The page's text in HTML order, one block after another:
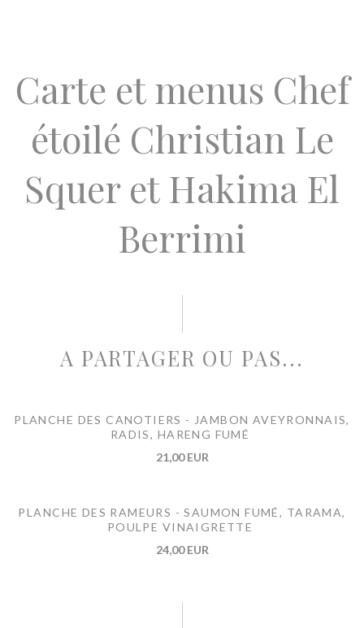
Carte et menus Chef
étoilé Christian Le
Squer et Hakima El
Berrimi
A PARTAGER OU PAS...
PLANCHE DES CANOTIERS - JAMBON AVEYRONNAIS,
RADIS, HARENG FUMÉ
21,00 EUR
PLANCHE DES RAMEURS - SAUMON FUMÉ, TARAMA,
POULPE VINAIGRETTE
24,00 EUR